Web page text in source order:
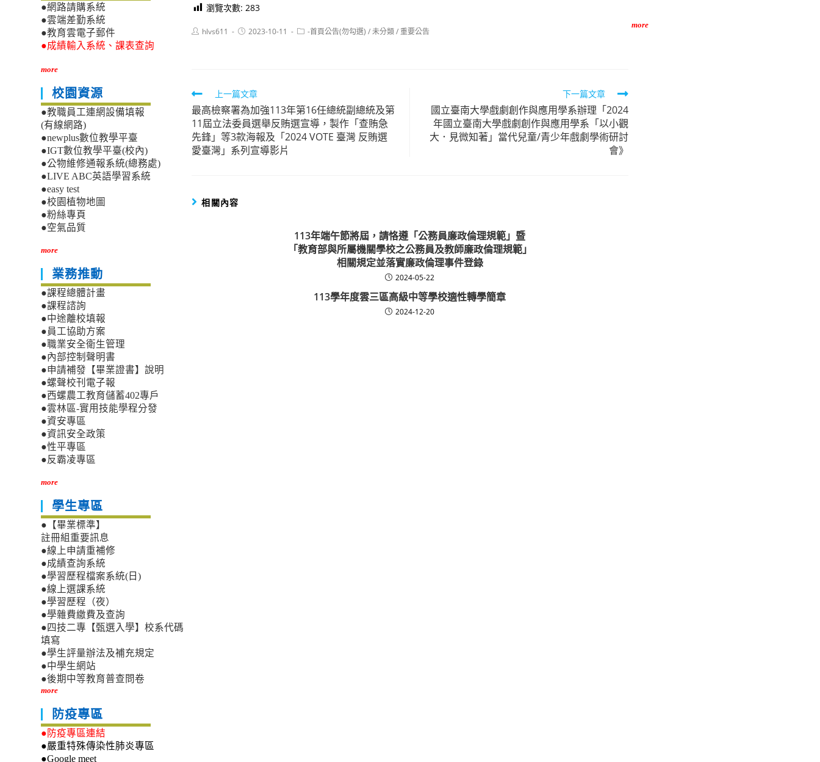
瀏覽次數: 283
Posthlvs611
Post2023-10-11
Post-首頁公告(勿勾選) /未分類/重要公告
Read
more
articles
上一篇文章
最高檢察署為加強113年第16任總統副總統及第
11屆立法委員選舉反賄選宣導，製作「查賄急
先鋒」等3款海報及「2024 VOTE 臺灣 反賄選
愛臺灣」系列宣導影片
下一篇文章
國立臺南大學戲劇創作與應用學系辦理「2024
年國立臺南大學戲劇創作與應用學系「以小觀
大．見微知著」當代兒童/青少年戲劇學術研討
會》
相關內容
113年端午節將屆，請恪遵「公務員廉政倫理規範」暨
「教育部與所屬機關學校之公務員及教師廉政倫理規範」
相關規定並落實廉政倫理事件登錄
2024-05-22
113學年度雲三區高級中等學校適性轉學簡章
2024-12-20
●網路請購系統
●雲端差勤系統
●教育雲電子郵件
●成績輸入系統、課表查詢
more
校園資源
●教職員工連網設備填報
(有線網路)
●newplus數位教學平臺
●IGT數位教學平臺(校內)
●公物維修通報系統(總務處)
●LIVE ABC英語學習系統
●easy test
●校園植物地圖
●粉絲專頁
●空氣品質
more
業務推動
●課程總體計畫
●課程諮詢
●中途離校填報
●員工協助方案
●職業安全衛生管理
●內部控制聲明書
●申請補發【畢業證書】說明
●螺聲校刊電子報
●西螺農工教育儲蓄402專戶
●雲林區-實用技能學程分發
●資安專區
●資訊安全政策
●性平專區
●反霸凌專區
more
學生專區
●【畢業標準】
註冊組重要訊息
●線上申請重補修
●成績查詢系統
●學習歷程檔案系統(日)
●線上選課系統
●學習歷程（夜）
●學雜費繳費及查詢
●四技二專【甄選入學】校系代碼
填寫
●學生評量辦法及補充規定
●中學生網站
●後期中等教育普查問卷
more
防疫專區
●防疫專區連結
●嚴重特殊傳染性肺炎專區
●Google meet
more